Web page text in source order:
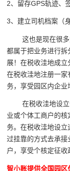
2、留存GPS轨迹、
3、建立司机档案（
这也是现在很多
都属于把业务进行
展！在税收洼地成立
在税收洼地注册一
务，享受园区内企业
在税收洼地设立
业或个体工商户的
务。在税收洼地设
过挂靠的方式去承
户，享受个核定征收
智小账提供全国园